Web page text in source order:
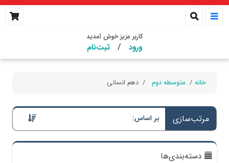
کاربر عزیز خوش آمدید
ورود / ثبت‌نام
خانه متوسطه دوم دهم انسانی
مرتب‌سازی بر اساس:
دسته‌بندی‌ها